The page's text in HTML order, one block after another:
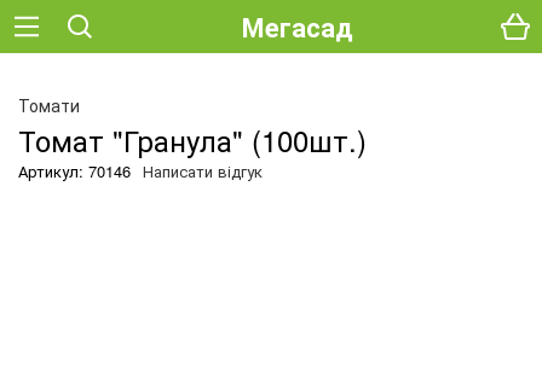
Мегасад
Томати
Томат "Гранула" (100шт.)
Артикул: 70146 Написати відгук